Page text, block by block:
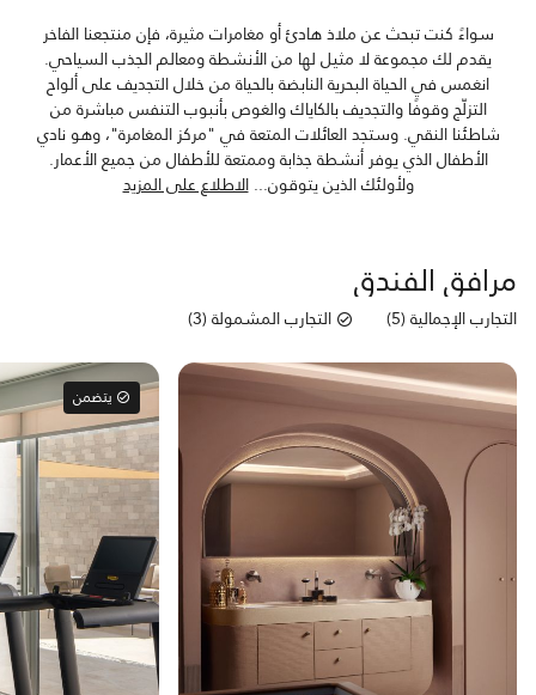
سواءً كنت تبحث عن ملاذ هادئ أو مغامرات مثيرة، فإن منتجعنا الفاخر
يقدم لك مجموعة لا مثيل لها من الأنشطة ومعالم الجذب السياحي.
انغمس في الحياة البحرية النابضة بالحياة من خلال التجديف على ألواح
التزلّج وقوفًا والتجديف بالكاياك والغوص بأنبوب التنفس مباشرة من
شاطئنا النقي. وستجد العائلات المتعة في "مركز المغامرة"، وهو نادي
الأطفال الذي يوفر أنشطة جذابة وممتعة للأطفال من جميع الأعمار.
ولأولئك الذين يتوقون... الاطلاع على المزيد
مرافق الفندق
التجارب الإجمالية (5) التجارب المشمولة (3)
يتضمن